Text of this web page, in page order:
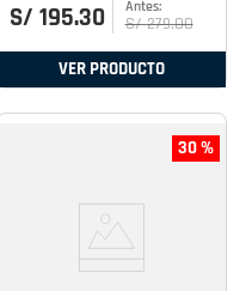
S/ 195.30 S/ 279.00
VER PRODUCTO
30 %